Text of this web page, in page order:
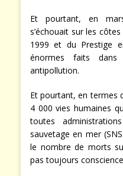
Et pourtant, en
s’échouait sur les
1999 et du Prestige
énormes faits
antipollution.
Et pourtant, en termes
4 000 vies humaines
toutes
sauvetage en mer
le nombre de morts
pas toujours